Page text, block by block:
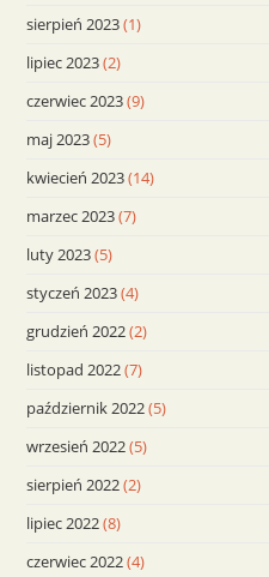
sierpień 2023(1)
lipiec 2023(2)
czerwiec 2023(9)
maj 2023(5)
kwiecień 2023(14)
marzec 2023(7)
luty 2023(5)
styczeń 2023(4)
grudzień 2022(2)
listopad 2022(7)
październik 2022(5)
wrzesień 2022(5)
sierpień 2022(2)
lipiec 2022(8)
czerwiec 2022(4)